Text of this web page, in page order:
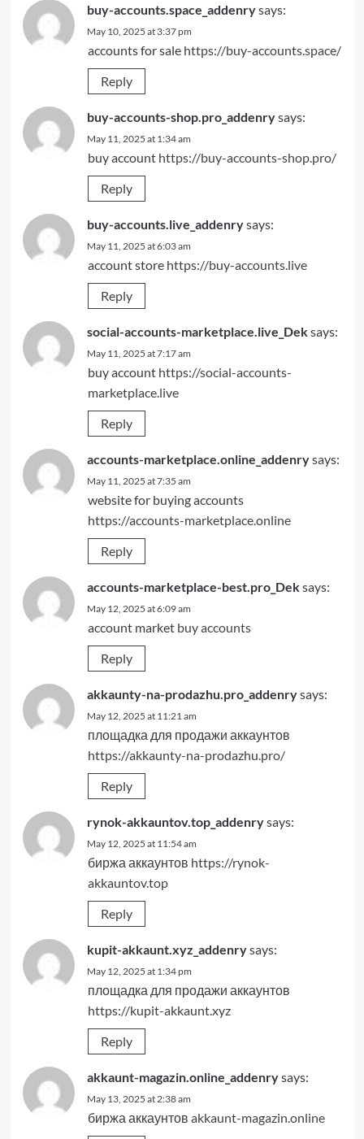
buy-accounts.space_addenrysays:
May 10, 2025 at 3:37 pm
accounts for sale https://buy-accounts.space/
Reply
buy-accounts-shop.pro_addenrysays:
May 11, 2025 at 1:34 am
buy account https://buy-accounts-shop.pro/
Reply
buy-accounts.live_addenrysays:
May 11, 2025 at 6:03 am
account store https://buy-accounts.live
Reply
social-accounts-marketplace.live_Deksays:
May 11, 2025 at 7:17 am
buy account https://social-accounts-
marketplace.live
Reply
accounts-marketplace.online_addenrysays:
May 11, 2025 at 7:35 am
website for buying accounts
https://accounts-marketplace.online
Reply
accounts-marketplace-best.pro_Deksays:
May 12, 2025 at 6:09 am
account market buy accounts
Reply
akkaunty-na-prodazhu.pro_addenrysays:
May 12, 2025 at 11:21 am
площадка для продажи аккаунтов
https://akkaunty-na-prodazhu.pro/
Reply
rynok-akkauntov.top_addenrysays:
May 12, 2025 at 11:54 am
биржа аккаунтов https://rynok-
akkauntov.top
Reply
kupit-akkaunt.xyz_addenrysays:
May 12, 2025 at 1:34 pm
площадка для продажи аккаунтов
https://kupit-akkaunt.xyz
Reply
akkaunt-magazin.online_addenrysays:
May 13, 2025 at 2:38 am
биржа аккаунтов akkaunt-magazin.online